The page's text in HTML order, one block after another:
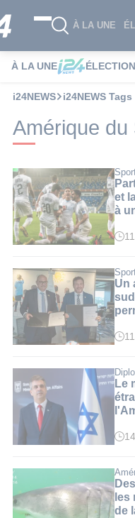
À LA UNE
À LA UNE
i24NEWS i24NEWS
Amérique du
et
à
:
3
min.
Un
:
2
min.
Le
:
2
min.
les
de